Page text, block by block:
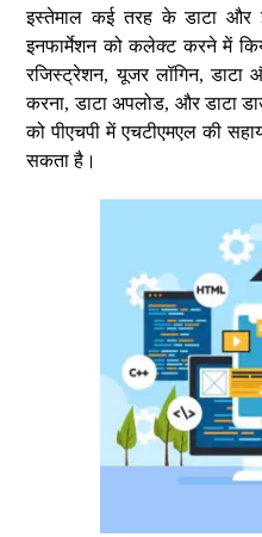
इस्तेमाल कई तरह के डाटा और
इनफार्मेशन को कलेक्ट करने में
रजिस्ट्रेशन, यूजर लॉगिन, डाटा
करना, डाटा अपलोड, और डाटा
को पीएचपी में एचटीएमएल की
सकता है।